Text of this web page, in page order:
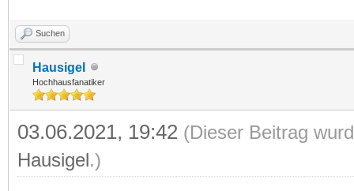
Suchen
Hausigel
Hochhausfanatiker
03.06.2021, 19:42 (Dieser Beitrag
Hausigel.)